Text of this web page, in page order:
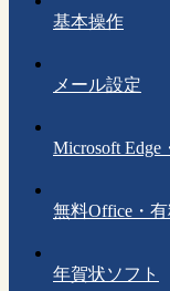
基本操作
メール設定
Microsoft Edge
無料Office・
年賀状ソフト